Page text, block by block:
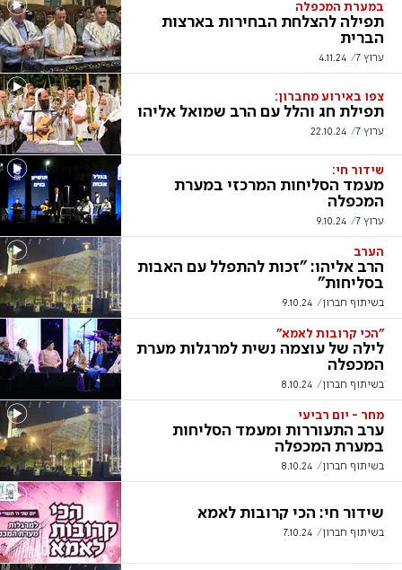
במערת המכפלה
תפילה להצלחת הבחירות בארצות
הברית
ערוץ 7 4.11.24
צפו באירוע מחברון:
תפילת חג והלל עם הרב שמואל אליהו
ערוץ 7 22.10.24
שידור חי:
מעמד הסליחות המרכזי במערת
המכפלה
ערוץ 7 9.10.24
הערב
הרב אליהו: "זכות להתפלל עם האבות
בסליחות"
בשיתוף חברון 9.10.24
"הכי קרובות לאמא"
לילה של עוצמה נשית למרגלות מערת
המכפלה
בשיתוף חברון 8.10.24
מחר - יום רביעי
ערב התעוררות ומעמד הסליחות
במערת המכפלה
בשיתוף חברון 8.10.24
שידור חי: הכי קרובות לאמא
בשיתוף חברון 7.10.24